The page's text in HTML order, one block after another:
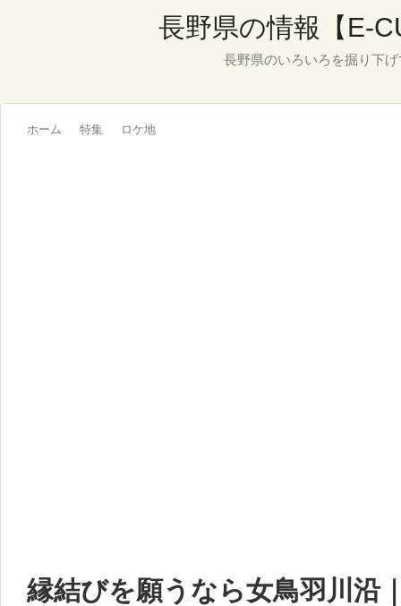
長野県の情報【E-
長野県のいろいろを掘り下
ホーム 特集 ロケ地
縁結びを願うなら女鳥羽川沿